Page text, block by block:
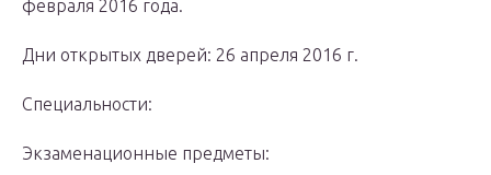
февраля 2016 года.
Дни открытых дверей: 26 апреля 2016 г.
Специальности:
Экзаменационные предметы: